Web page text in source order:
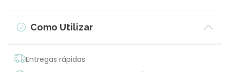
Como Utilizar
Entregas rápidas